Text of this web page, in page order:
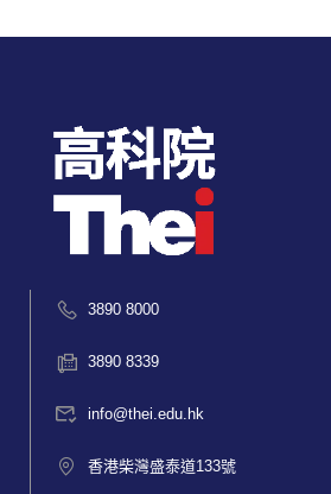
3890 8000
3890 8339
info@thei.edu.hk
香港柴灣盛泰道133號